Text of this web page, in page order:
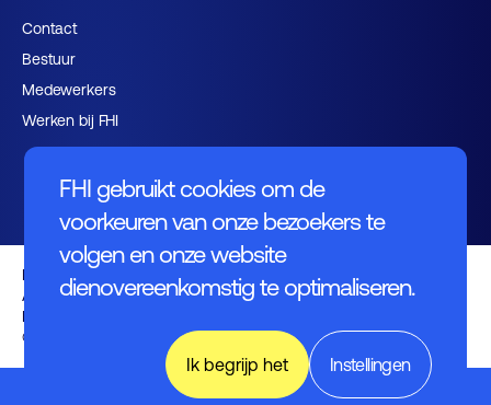
FHI gebruikt cookies om de
voorkeuren van onze bezoekers te
volgen en onze website
dienovereenkomstig te optimaliseren.
Instellingen
Ik begrijp het
Contact
Bestuur
Medewerkers
Werken bij FHI
Privacybeleid
Algemene voorwaarden
Disclaimer
© FHI 2026